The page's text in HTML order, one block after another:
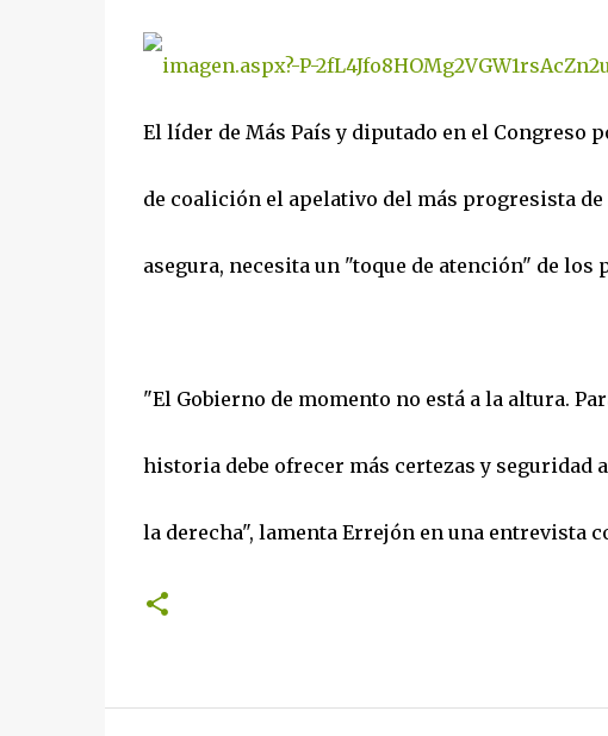
El líder de Más País y diputado en el Congreso
de coalición el apelativo del más progresista
asegura, necesita un "toque de atención" de
"El Gobierno de momento no está a la altura.
historia debe ofrecer más certezas y seguridad
la derecha", lamenta Errejón en una entrevista